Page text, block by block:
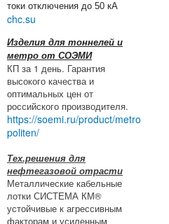
токи отключения до 50 кА
chc.su
Изделия для тоннелей и
метро от СОЭМИ
КП за 1 день. Гарантия
высокого качества и
оптимальных цен от
российского производителя.
https://soemi.ru/product/metro
politen/
Тех.решения для
нефтегазовой отрасти
Металлические кабельные
лотки СИСТЕМА КМ®
устойчивые к агрессивным
факторам и усиленным